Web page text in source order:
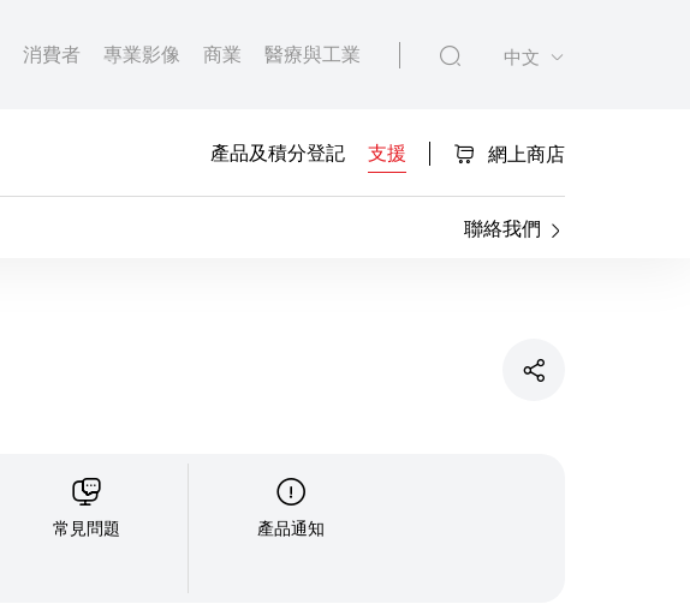
消費者 專業影像 商業 醫療與工業 中文
產品及積分登記 支援 網上商店
聯絡我們
常見問題 產品通知